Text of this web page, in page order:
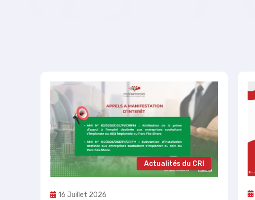
Actualités du CRI
16 Juillet 2026